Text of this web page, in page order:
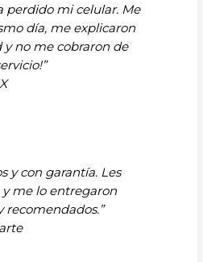
perdido mi celular. Me
día, me explicaron
y no me cobraron de
y con garantía. Les
me lo entregaron
recomendados.”